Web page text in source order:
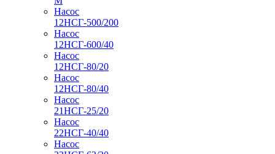
Насос
12НСГ-500/200
Насос
12НСГ-600/40
Насос
12НСГ-80/20
Насос
12НСГ-80/40
Насос
21НСГ-25/20
Насос
22НСГ-40/40
Насос